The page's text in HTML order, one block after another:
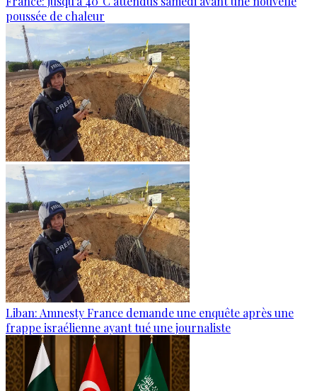
poussée de chaleur
Liban: Amnesty France demande une enquête après une
frappe israélienne ayant tué une journaliste